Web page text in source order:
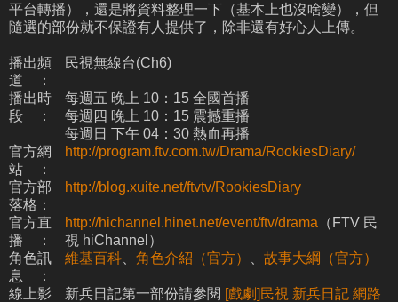
平台轉播），還是將資料整理一下（基本上也沒啥變），但
隨選的部份就不保證有人提供了，除非還有好心人上傳。
播出頻
道 ：
民視無線台(Ch6)
播出時
段 ：
每週五 晚上 10：15 全國首播
每週四 晚上 10：15 震撼重播
每週日 下午 04：30 熱血再播
官方網
站 ：
http://program.ftv.com.tw/Drama/RookiesDiary/
官方部
落格：
http://blog.xuite.net/ftvtv/RookiesDiary
官方直
播 ：
http://hichannel.hinet.net/event/ftv/drama （FTV 民
視 hiChannel）
角色訊
息 ：
維基百科 角色介紹（官方） 故事大綱（官方）
線上影
新兵日記第一部份請參閱 [戲劇]民視 新兵日記 網路